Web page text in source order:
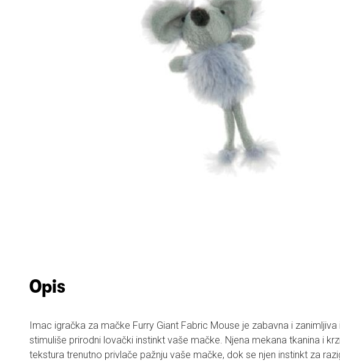
Opis
Imac igračka za mačke Furry Giant Fabric Mouse je zabavna i
stimuliše prirodni lovački instinkt vaše mačke. Njena mekana tkanina i
tekstura trenutno privlače pažnju vaše mačke, dok se njen instinkt za